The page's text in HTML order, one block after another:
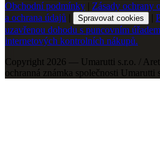
Obchodní podmínky | Zásady ochrany
a ochrana údajů | Spravovat cookies |
uzavřenou dohodu s puncovním
internetových kontrolních nákupů.
Copyright 2026 — Umarutti s.r.o. /
ochranná známka společnosti Umarutti